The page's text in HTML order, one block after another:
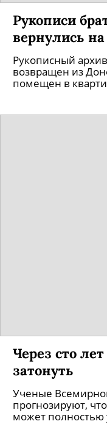
Рукописи
вернулись
Рукописный
возвращен из
помещен в
Через сто
затонуть
Ученые
прогнозируют,
может полностью